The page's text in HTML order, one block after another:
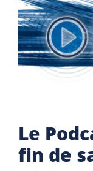
Le
fin de